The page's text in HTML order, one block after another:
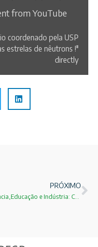
from YouTube
coordenado pela USP
estrelas de nêutrons !"
directly
PRÓXIMO
Ciência,Educação e Indústria: Cristovam Buarque